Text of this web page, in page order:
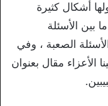
أشكال كثيرة
بين الأسئلة
الصعبة ، وفي
الأعزاء مقال بعنوان